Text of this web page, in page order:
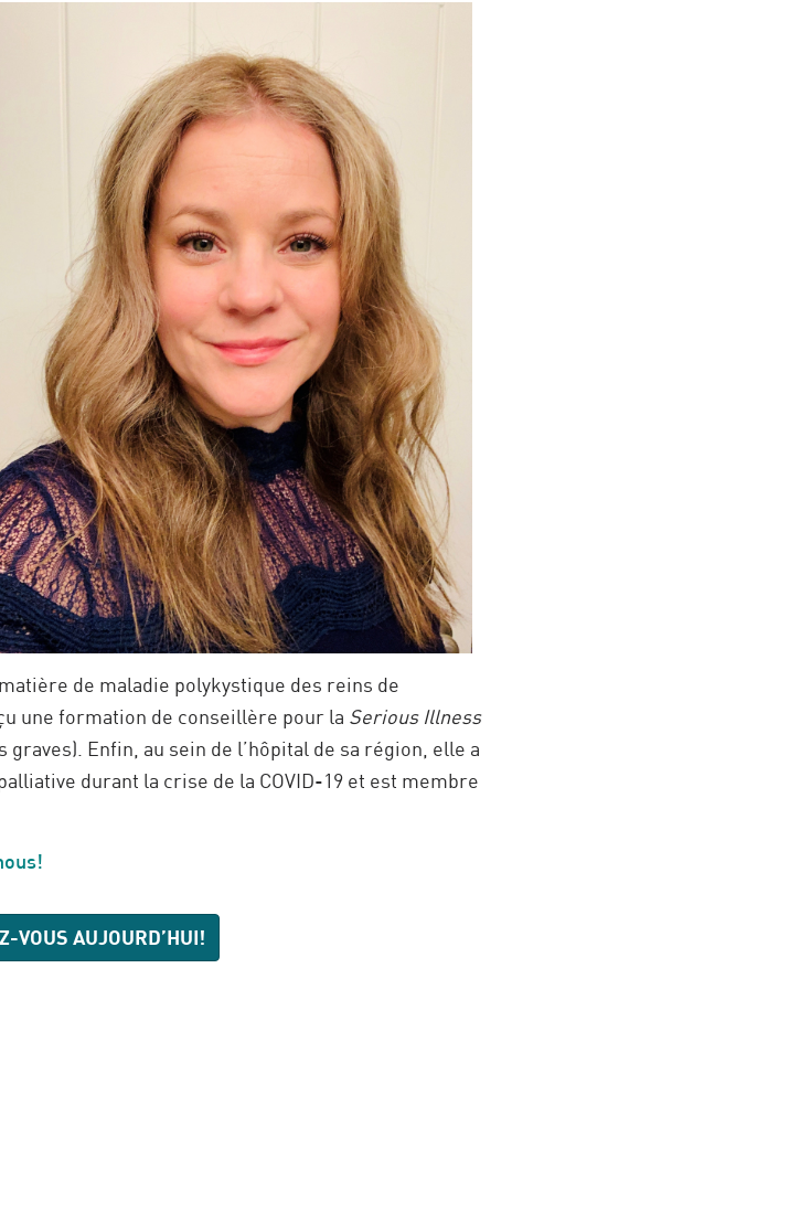
de maladie polykystique des reins de
une formation de conseillère pour la Serious Illness
Enfin, au sein de l’hôpital de sa région, elle a
durant la crise de la COVID-19 et est membre
VOUS AUJOURD’HUI!